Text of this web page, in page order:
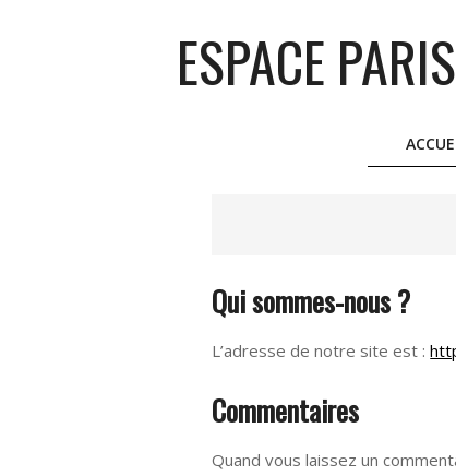
ESPACE
Qui sommes-nous ?
L’adresse de notre site est :
Commentaires
Quand vous laissez un